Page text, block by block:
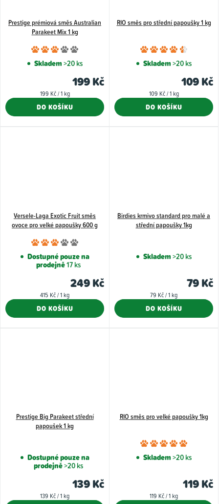
Prestige prémiová směs Australian
Parakeet Mix 1 kg
Průměrné
hodnocení
je
3,0
Skladem>20 ks
199 Kč
Měrná
199 Kč / 1 kg
DO KOŠÍKU
RIO směs pro střední papoušky 1 kg
je
4,5
Skladem>20 ks
109 Kč
Měrná
109 Kč / 1 kg
DO KOŠÍKU
Versele-Laga Exotic Fruit směs
ovoce pro velké papoušky 600 g
Průměrné
hodnocení
produktu
je
3,0
z
Dostupné pouze na
prodejně17 ks
249 Kč
Měrná
415 Kč / 1 kg
DO KOŠÍKU
Birdies krmivo standard pro malé a
střední papoušky 1kg
Skladem>20 ks
79 Kč
Měrná
79 Kč / 1 kg
DO KOŠÍKU
Prestige Big Parakeet střední
papoušek 1 kg
Dostupné pouze na
prodejně>20 ks
139 Kč
Měrná
139 Kč / 1 kg
RIO směs pro velké papoušky 1kg
je
5,0
Skladem>20 ks
119 Kč
Měrná
119 Kč / 1 kg